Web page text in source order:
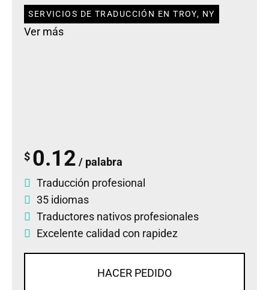
SERVICIOS DE TRADUCCIÓN EN TROY, NY
Ver más
$ 0.12 / palabra
Traducción profesional
35 idiomas
Traductores nativos profesionales
Excelente calidad con rapidez
HACER PEDIDO